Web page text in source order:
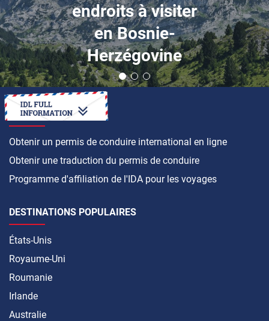
endroits à visiter
en Bosnie-
Herzégovine
COMMENT FAIRE
Obtenir un permis de conduire international en ligne
Obtenir une traduction du permis de conduire
Programme d'affiliation de l'IDA pour les voyages
DESTINATIONS POPULAIRES
États-Unis
Royaume-Uni
Roumanie
Irlande
Australie